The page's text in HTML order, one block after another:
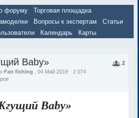
форуму
Торговая площадка
Вопросы к экспертам
Статьи
Календарь Карты
2
Baby»
Fan fishing
, 04 Май 2019 · 2 074
Baby»